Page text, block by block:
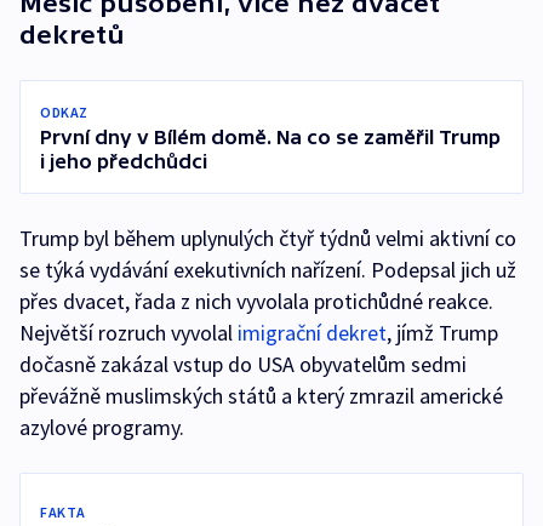
dekretů
ODKAZ
První dny v Bílém domě. Na co se zaměřil Trump
i jeho předchůdci
Trump byl během uplynulých čtyř týdnů velmi aktivní co
se týká vydávání exekutivních nařízení. Podepsal jich už
přes dvacet, řada z nich vyvolala protichůdné reakce.
Největší rozruch vyvolal imigrační dekret, jímž Trump
dočasně zakázal vstup do USA obyvatelům sedmi
převážně muslimských států a který zmrazil americké
azylové programy.
FAKTA